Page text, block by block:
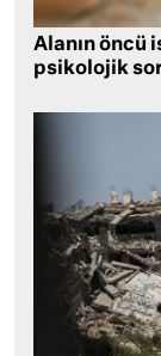
Alanın öncü
psikolojik